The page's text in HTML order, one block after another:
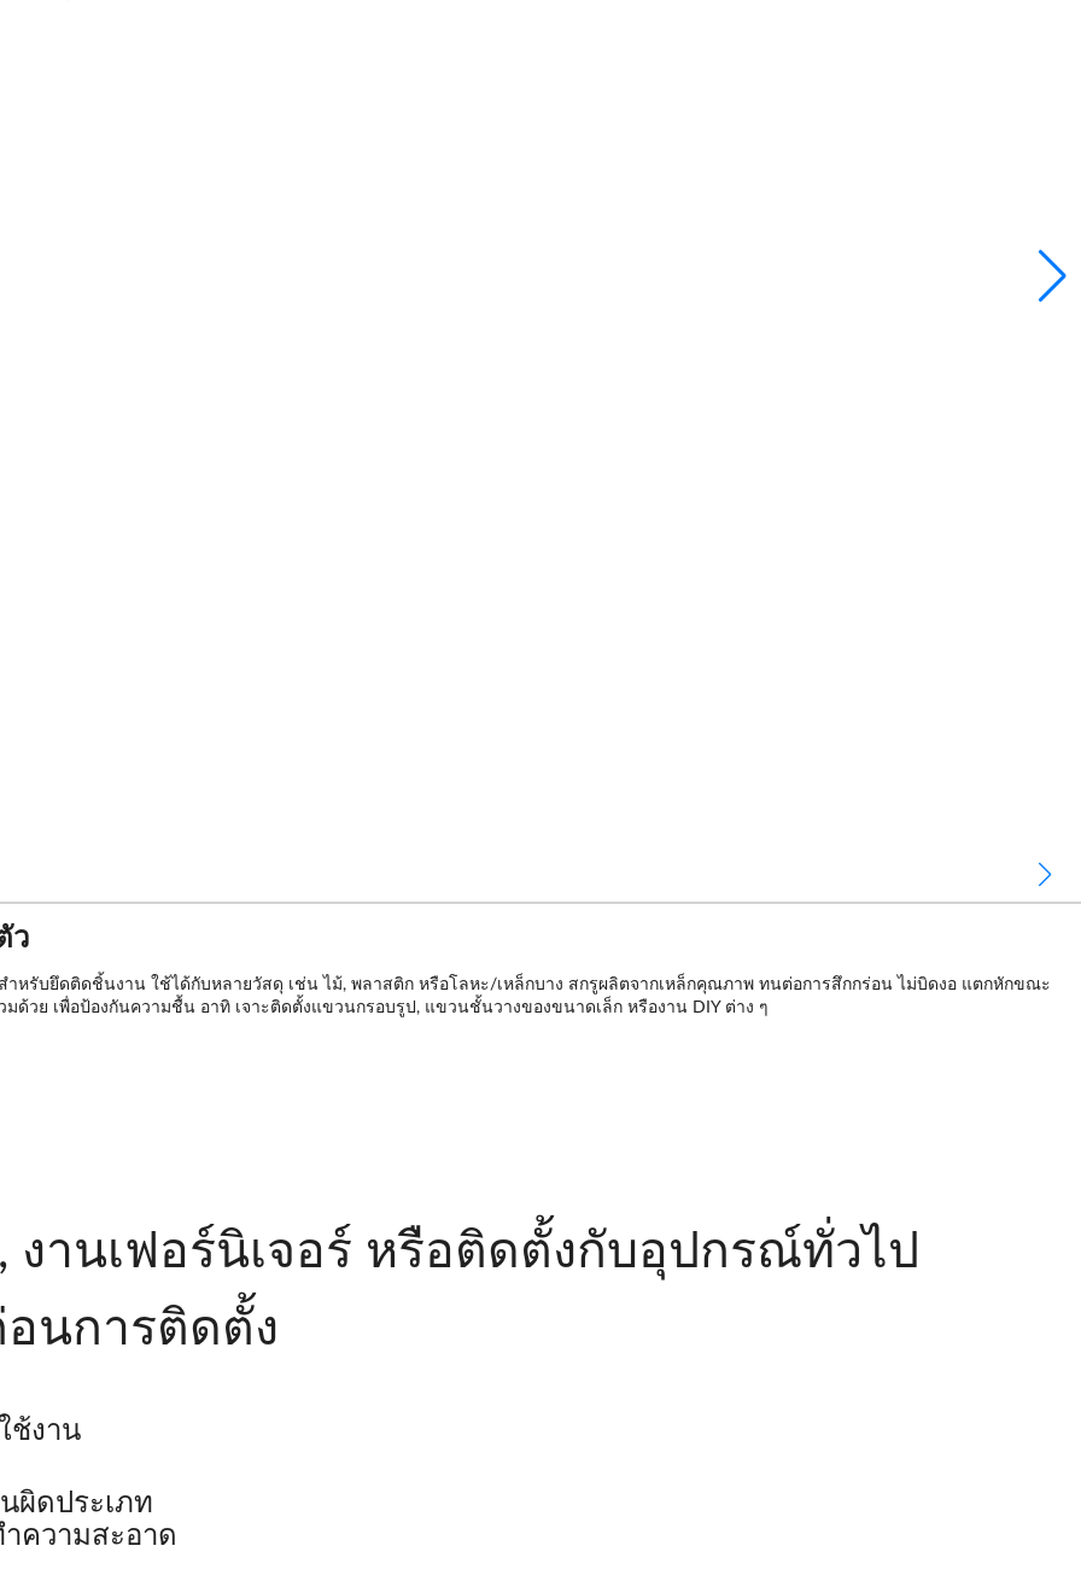
ว
ำหรับยึดติดชิ้นงาน ใช้ได้กับหลายวัสดุ เช่น ไม้, พลาสติก หรือโลหะ/เหล็กบาง สกรูผลิตจากเหล็กคุณภาพ ทนต่อการสึกกร่อน ไม่บิดงอ แตกหักขณะ
ด้วย เพื่อป้องกันความชื้น อาทิ เจาะติดตั้งแขวนกรอบรูป, แขวนชั้นวางของขนาดเล็ก หรืองาน DIY ต่าง ๆ
านเฟอร์นิเจอร์ หรือติดตั้งกับอุปกรณ์ทั่วไป
นการติดตั้ง
ช้งาน
ผิดประเภท
ความสะอาด